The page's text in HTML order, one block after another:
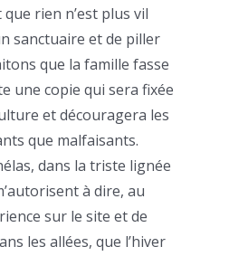
rien n’est plus vil
sanctuaire et de piller
que la famille fasse
une copie qui sera fixée
et découragera les
que malfaisants.
dans la triste lignée
à dire, au
sur le site et de
les allées, que l’hiver